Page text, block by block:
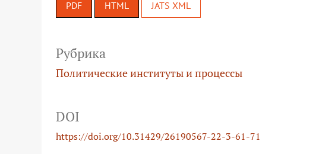
PDF HTML JATS XML
Рубрика
Политические институты и процессы
DOI
https://doi.org/10.31429/26190567-22-3-61-71